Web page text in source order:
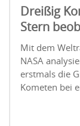
Dreißig
Stern
Mit dem
NASA
erstmals die
Kometen bei